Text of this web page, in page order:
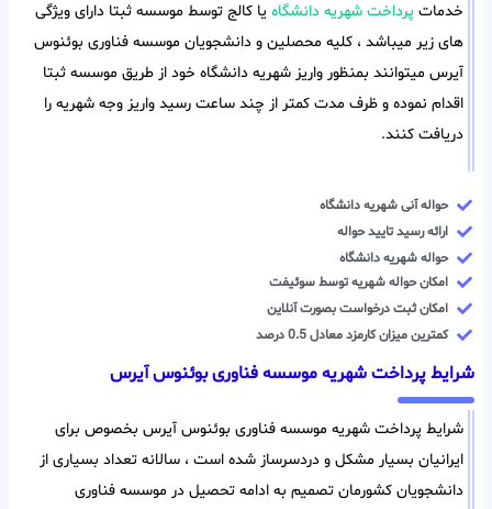
خدمات پرداخت شهریه دانشگاه یا کالج توسط موسسه ثبتا دارای ویژگی
های زیر میباشد ، کلیه محصلین و دانشجویان موسسه فناوری بوئنوس
آیرس میتوانند بمنظور واریز شهریه دانشگاه خود از طریق موسسه ثبتا
اقدام نموده و ظرف مدت کمتر از چند ساعت رسید واریز وجه شهریه را
دریافت کنند.
حواله آنی شهریه دانشگاه
ارائه رسید تایید حواله
حواله شهریه دانشگاه
امکان حواله شهریه توسط سوئیفت
امکان ثبت درخواست بصورت آنلاین
کمترین میزان کارمزد معادل 0.5 درصد
شرایط پرداخت شهریه موسسه فناوری بوئنوس آیرس
شرایط پرداخت شهریه موسسه فناوری بوئنوس آیرس بخصوص برای
ایرانیان بسیار مشکل و دردسرساز شده است ، سالانه تعداد بسیاری از
دانشجویان کشورمان تصمیم به ادامه تحصیل در موسسه فناوری